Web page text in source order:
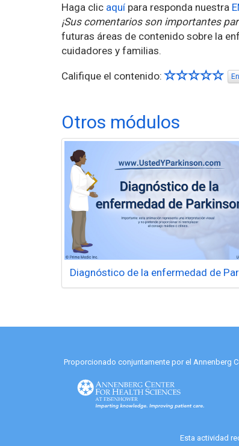
Haga clic aquí para responda nuestra
¡Sus comentarios son importantes
futuras áreas de contenido sobre la
cuidadores y familias.
Califique el contenido:
Otros módulos
Diagnóstico de la enfermedad de
Proporcionado conjuntamente por el Annenberg
Esta actividad